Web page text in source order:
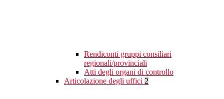
Rendiconti gruppi consiliari
regionali/provinciali
Atti degli organi di controllo
Articolazione degli uffici 2